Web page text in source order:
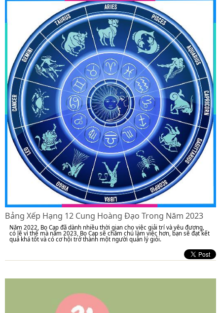
Bảng Xếp Hạng 12 Cung Hoàng Đạo Trong Năm 2023
Năm 2022, Bọ Cạp đã dành nhiều thời gian cho việc giải trí và yêu đương,
có lẽ vì thế mà năm 2023, Bọ Cạp sẽ chăm chú làm việc hơn, bạn sẽ đạt kết
quả khá tốt và có cơ hội trở thành một người quản lý giỏi.